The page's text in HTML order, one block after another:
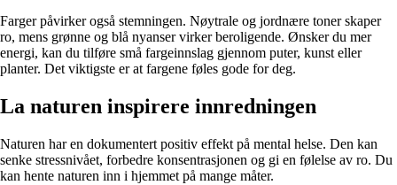
Farger påvirker også stemningen. Nøytrale og jordnære toner skaper
ro, mens grønne og blå nyanser virker beroligende. Ønsker du mer
energi, kan du tilføre små fargeinnslag gjennom puter, kunst eller
planter. Det viktigste er at fargene føles gode for deg.
La naturen inspirere innredningen
Naturen har en dokumentert positiv effekt på mental helse. Den kan
senke stressnivået, forbedre konsentrasjonen og gi en følelse av ro. Du
kan hente naturen inn i hjemmet på mange måter.